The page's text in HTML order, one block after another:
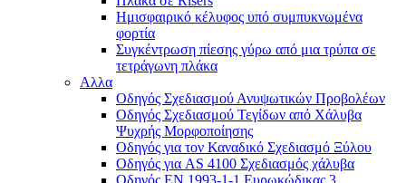
Ημισφαιρικό κέλυφος υπό συμπυκνωμένα
φορτία
Συγκέντρωση πίεσης γύρω από μια τρύπα σε
τετράγωνη πλάκα
Αλλα
Οδηγός Σχεδιασμού Ανυψωτικών Προβολέων
Οδηγός Σχεδιασμού Τεγίδων από Χάλυβα
Ψυχρής Μορφοποίησης
Οδηγός για τον Καναδικό Σχεδιασμό Ξύλου
Οδηγός για AS 4100 Σχεδιασμός χάλυβα